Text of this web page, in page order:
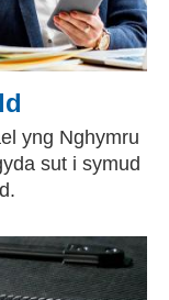
yng Nghymru
sut i symud